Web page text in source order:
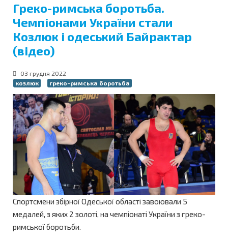
Греко-римська боротьба.
Чемпіонами України стали
Козлюк і одеський Байрактар
(відео)
03 грудня 2022
козлюк
греко-римська боротьба
Спортсмени збірної Одеської області завоювали 5
медалей, з яких 2 золоті, на чемпіонаті України з греко-
римської боротьби.